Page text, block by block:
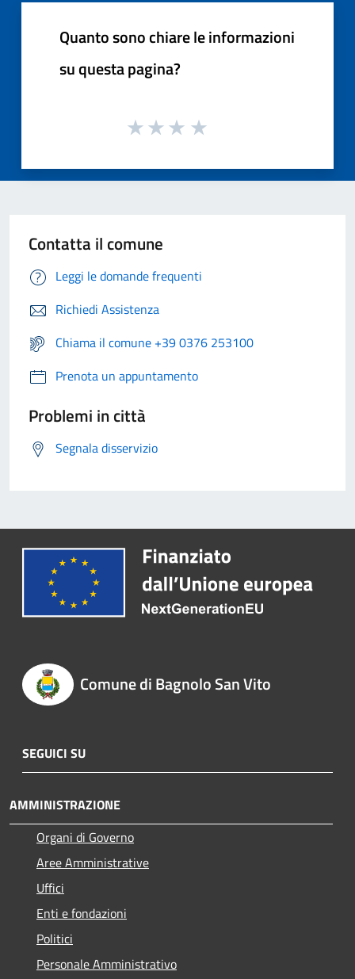
Quanto sono chiare le informazioni
su questa pagina?
Contatta il comune
Leggi le domande frequenti
Richiedi Assistenza
Chiama il comune +39 0376 253100
Prenota un appuntamento
Problemi in città
Segnala disservizio
Comune di Bagnolo San Vito
SEGUICI SU
AMMINISTRAZIONE
Organi di Governo
Aree Amministrative
Uffici
Enti e fondazioni
Politici
Personale Amministrativo